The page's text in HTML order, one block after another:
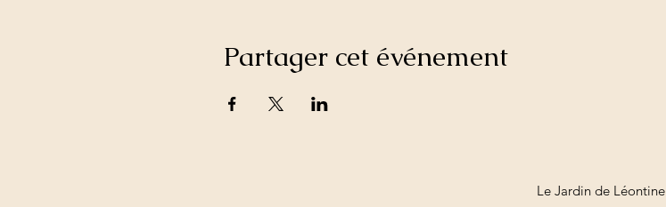
Partager cet événement
Le Jardin de Léontine